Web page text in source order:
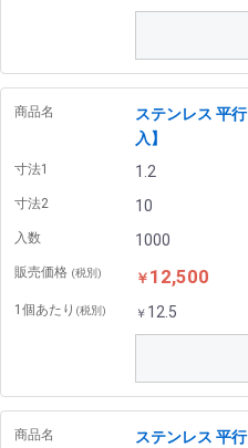
商品名
ステンレス 平
入】
寸法1 1.2
寸法2 10
入数 1000
販売価格 (税別) ￥ 12,500
1個あたり (税別) ￥ 12.5
商品名 ステンレス 平